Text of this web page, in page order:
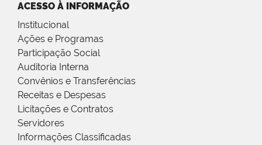
ACESSO À INFORMAÇÃO
Institucional
Ações e Programas
Participação Social
Auditoria Interna
Convênios e Transferências
Receitas e Despesas
Licitações e Contratos
Servidores
Informações Classificadas